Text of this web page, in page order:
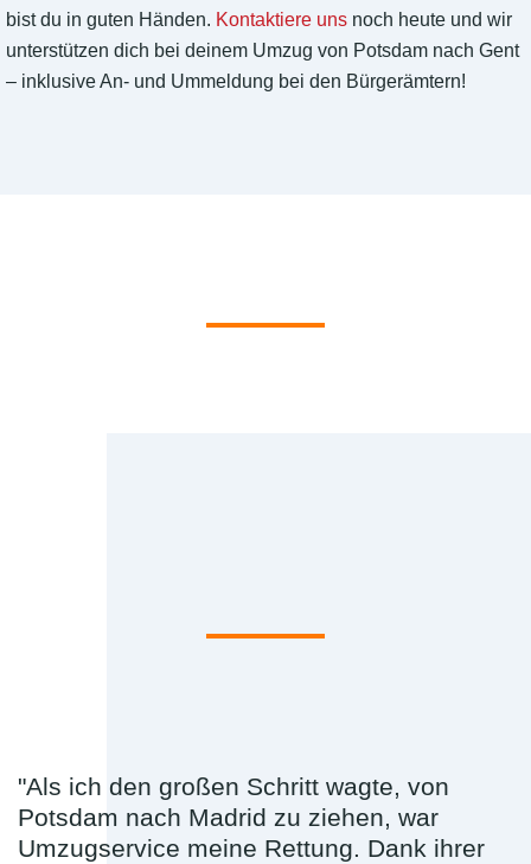
bist du in guten Händen. Kontaktiere uns noch heute und wir
unterstützen dich bei deinem Umzug von Potsdam nach Gent
– inklusive An- und Ummeldung bei den Bürgerämtern!
"Als ich den großen Schritt wagte, von
Potsdam nach Madrid zu ziehen, war
Umzugservice meine Rettung. Dank ihrer